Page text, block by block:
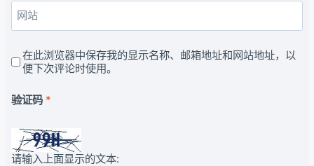
网站
在此浏览器中保存我的显示名称、邮箱地址和网站地址，以
便下次评论时使用。
验证码 *
请输入上面显示的文本: